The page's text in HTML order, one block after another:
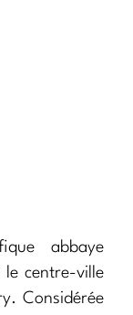
abbaye
le centre-ville
Considérée